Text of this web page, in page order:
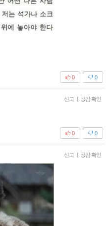
0
0
신고 공감 확인
0
0
신고 공감 확인